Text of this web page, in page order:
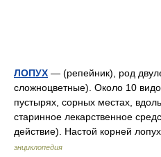
ЛОПУХ — (репейник), род
сложноцветные). Около 10
пустырях, сорных местах,
старинное лекарственное
действие). Настой корней
энциклопедия